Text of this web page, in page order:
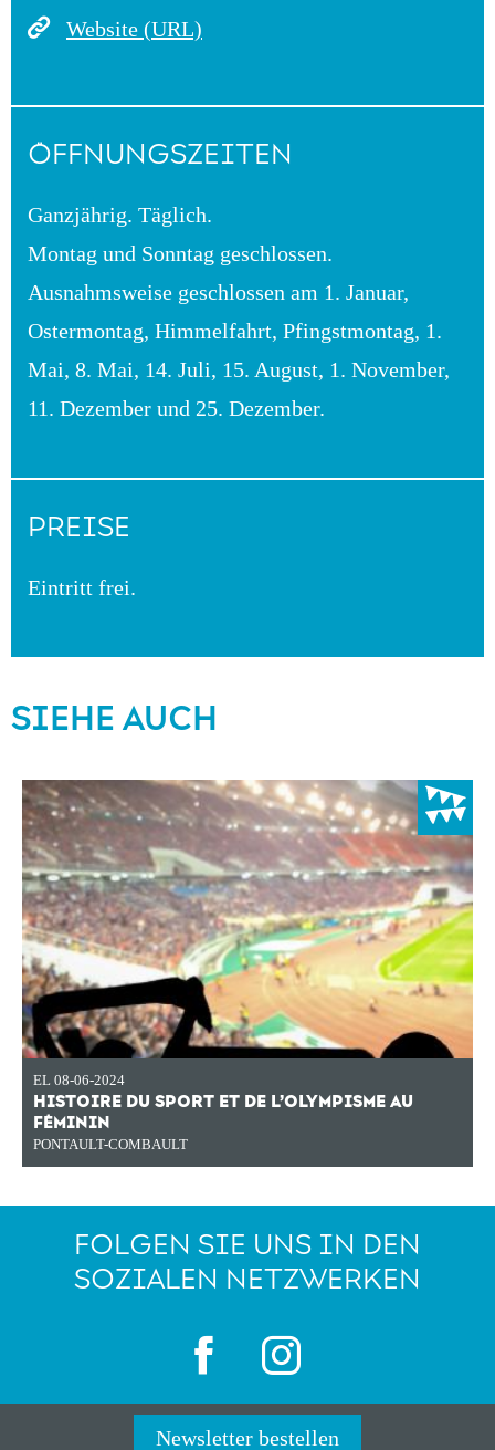
Website (URL)
ÖFFNUNGSZEITEN
Ganzjährig. Täglich.
Montag und Sonntag geschlossen.
Ausnahmsweise geschlossen am 1. Januar,
Ostermontag, Himmelfahrt, Pfingstmontag, 1.
Mai, 8. Mai, 14. Juli, 15. August, 1. November,
11. Dezember und 25. Dezember.
PREISE
Eintritt frei.
SIEHE AUCH
EL 08-06-2024
HISTOIRE DU SPORT ET DE L’OLYMPISME AU
FÉMININ
PONTAULT-COMBAULT
FOLGEN SIE UNS IN DEN
SOZIALEN NETZWERKEN
Newsletter bestellen